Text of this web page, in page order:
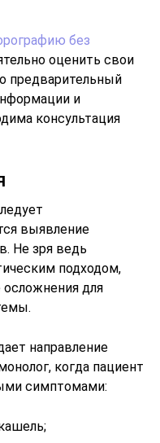
без
оценить свои
предварительный
и
консультация
выявление
Не зря ведь
подходом,
для
направление
когда пациент
симптомами: